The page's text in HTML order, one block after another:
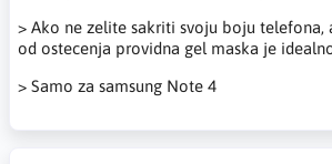
> Ako ne zelite sakriti svoju boju telefona,
od ostecenja providna gel maska je
> Samo za samsung Note 4